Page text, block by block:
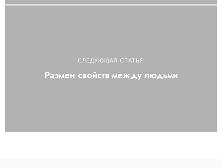
СЛЕДУЮЩАЯ СТАТЬЯ
Размен свойств между людьми